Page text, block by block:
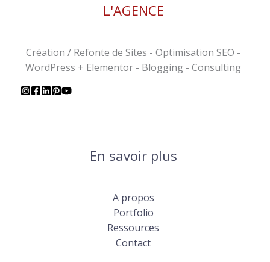
L'AGENCE
Création / Refonte de Sites - Optimisation SEO -
WordPress + Elementor - Blogging - Consulting
En savoir plus
A propos
Portfolio
Ressources
Contact